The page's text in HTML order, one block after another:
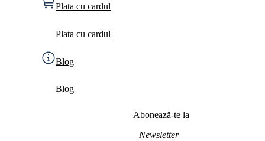
Plata cu cardul
Plata cu cardul
Blog
Blog
Abonează-te la
Newsletter